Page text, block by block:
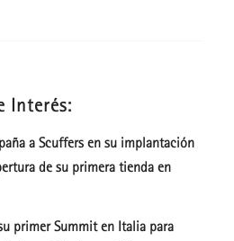
Interés:
a Scuffers en su implantación
de su primera tienda en
primer Summit en Italia para